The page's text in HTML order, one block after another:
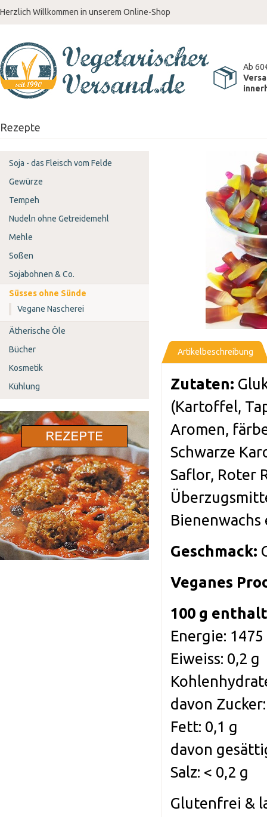
Herzlich Willkommen in unserem Online-Shop
Ab
Rezepte
Artikelbeschreibung
Zutaten:
(Kartoffel,
Aromen,
Schwarze
Saflor, Roter
Geschmack:
Veganes
100 g
Energie:
Eiweiss: 0,2 g
davon
Fett: 0,1 g
davon
Salz: < 0,2 g
Glutenfrei &
Soja - das Fleisch vom Felde
Gewürze
Tempeh
Nudeln ohne Getreidemehl
Mehle
Soßen
Sojabohnen & Co.
Süsses ohne Sünde
Vegane Nascherei
Ätherische Öle
Bücher
Kosmetik
Kühlung